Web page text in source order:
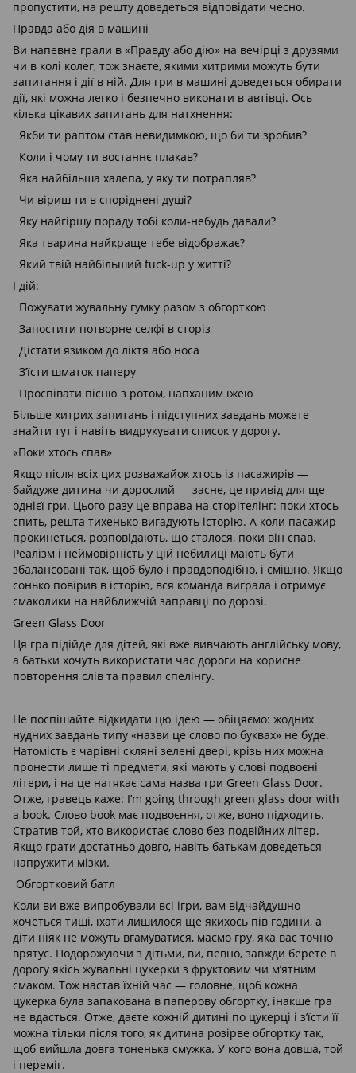
пропустити, на решту доведеться відповідати чесно.
Правда або дія в машині
Ви напевне грали в «Правду або дію» на вечірці з друзями
чи в колі колег, тож знаєте, якими хитрими можуть бути
запитання і дії в ній. Для гри в машині доведеться обирати
дії, які можна легко і безпечно виконати в автівці. Ось
кілька цікавих запитань для натхнення:
Якби ти раптом став невидимкою, що би ти зробив?
Коли і чому ти востаннє плакав?
Яка найбільша халепа, у яку ти потрапляв?
Чи віриш ти в споріднені душі?
Яку найгіршу пораду тобі коли-небудь давали?
Яка тварина найкраще тебе відображає?
Який твій найбільший fuck-up у житті?
І дій:
Пожувати жувальну гумку разом з обгорткою
Запостити потворне селфі в сторіз
Дістати язиком до ліктя або носа
З’їсти шматок паперу
Проспівати пісню з ротом, напханим їжею
Більше хитрих запитань і підступних завдань можете
знайти тут і навіть видрукувати список у дорогу.
«Поки хтось спав»
Якщо після всіх цих розважайок хтось із пасажирів —
байдуже дитина чи дорослий — засне, це привід для ще
однієї гри. Цього разу це вправа на сторітелінг: поки хтось
спить, решта тихенько вигадують історію. А коли пасажир
прокинеться, розповідають, що сталося, поки він спав.
Реалізм і неймовірність у цій небилиці мають бути
збалансовані так, щоб було і правдоподібно, і смішно. Якщо
сонько повірив в історію, вся команда виграла і отримує
смаколики на найближчій заправці по дорозі.
Green Glass Door
Ця гра підійде для дітей, які вже вивчають англійську мову,
а батьки хочуть використати час дороги на корисне
повторення слів та правил спелінгу.
Не поспішайте відкидати цю ідею — обіцяємо: жодних
нудних завдань типу «назви це слово по буквах» не буде.
Натомість є чарівні скляні зелені двері, крізь них можна
пронести лише ті предмети, які мають у слові подвоєні
літери, і на це натякає сама назва гри Green Glass Door.
Отже, гравець каже: I’m going through green glass door with
a book. Слово book має подвоєння, отже, воно підходить.
Стратив той, хто використає слово без подвійних літер.
Якщо грати достатньо довго, навіть батькам доведеться
напружити мізки.
Обгортковий батл
Коли ви вже випробували всі ігри, вам відчайдушно
хочеться тиші, їхати лишилося ще якихось пів години, а
діти ніяк не можуть вгамуватися, маємо гру, яка вас точно
врятує. Подорожуючи з дітьми, ви, певно, завжди берете в
дорогу якісь жувальні цукерки з фруктовим чи м’ятним
смаком. Тож настав їхній час — головне, щоб кожна
цукерка була запакована в паперову обгортку, інакше гра
не вдасться. Отже, даєте кожній дитині по цукерці і з’їсти її
можна тільки після того, як дитина розірве обгортку так,
щоб вийшла довга тоненька смужка. У кого вона довша, той
і переміг.